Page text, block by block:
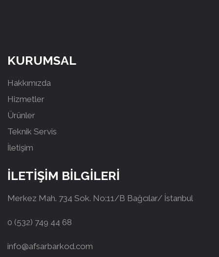
KURUMSAL
Hakkımızda
Hizmetler
Ürünler
Teknik Servis
İletişim
İLETİŞİM BİLGİLERİ
Merkez Mah. 734 Sok. No:11/B Bağcılar/ İstanbul
0 (532) 749 44 68
info@afsarbarkod.com